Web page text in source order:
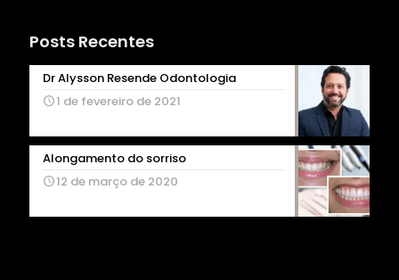
Posts Recentes
Dr Alysson Resende Odontologia
1 de fevereiro de 2021
Alongamento do sorriso
12 de março de 2020